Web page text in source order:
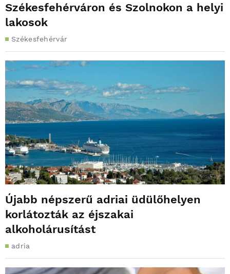
Székesfehérváron és Szolnokon a helyi
lakosok
Székesfehérvár
Újabb népszerű adriai üdülőhelyen
korlátozták az éjszakai
alkoholárusítást
adria